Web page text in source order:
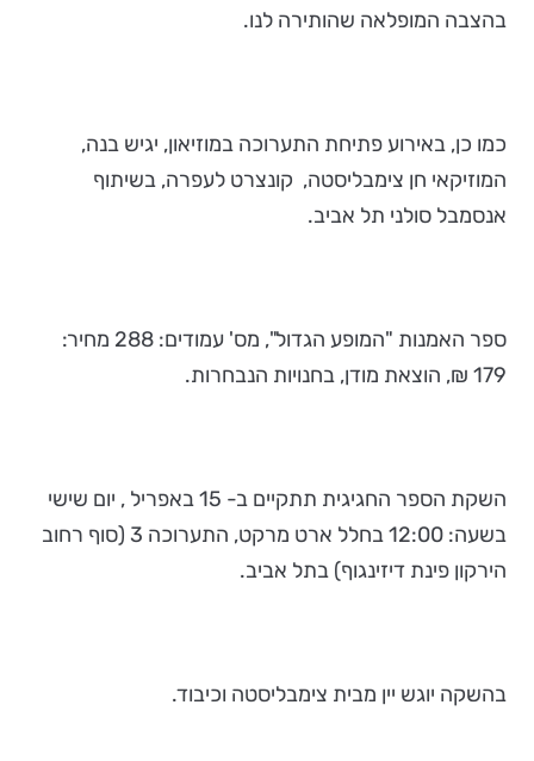
בהצבה המופלאה שהותירה לנו.
כמו כן, באירוע פתיחת התערוכה במוזיאון, יגיש בנה,
המוזיקאי חן צימבליסטה, קונצרט לעפרה, בשיתוף
אנסמבל סולני תל אביב.
ספר האמנות "המופע הגדול", מס' עמודים: 288 מחיר:
179 ₪, הוצאת מודן, בחנויות הנבחרות.
השקת הספר החגיגית תתקיים ב- 15 באפריל , יום שישי
בשעה: 12:00 בחלל ארט מרקט, התערוכה 3 (סוף רחוב
הירקון פינת דיזינגוף) בתל אביב.
בהשקה יוגש יין מבית צימבליסטה וכיבוד.